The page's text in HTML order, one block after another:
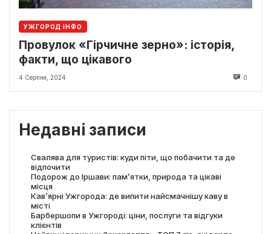
УЖГОРОД ІНФО
Провулок «Гірчичне зерно»: історія,
факти, що цікавого
4 Серпня, 2024 0
Недавні записи
Свалява для туристів: куди піти, що побачити та де
відпочити
Подорож до Іршави: пам’ятки, природа та цікаві
місця
Кав’ярні Ужгорода: де випити найсмачнішу каву в
місті
Барбершопи в Ужгороді: ціни, послуги та відгуки
клієнтів